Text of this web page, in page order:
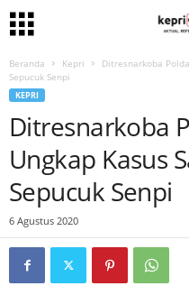
Beranda Kepri
Ditresnarkoba
Sepucuk Senpi
KEPRI
Ditresnarkoba
Ungkap Kasus
Sepucuk Senpi
6 Agustus 2020